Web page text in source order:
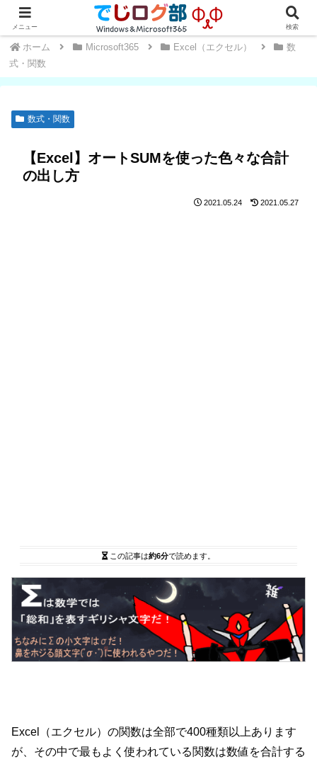
Windows・Office初心者～中級者向け★操作方法や便利な小技を学ぼう
ホーム Microsoft365 Excel（エクセル）
数
式・関数
数式・関数
【Excel】オートSUMを使った色々な合計
の出し方
2021.05.24 2021.05.27
この記事は約6分で読めます。
Excel（エクセル）の関数は全部で400種類以上あります
が、その中で最もよく使われている関数は数値を合計する
メニュー 検索